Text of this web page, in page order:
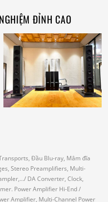
ĐỈNH CAO
Đầu Blu-ray, Mâm đĩa
Stereo Preamplifiers, Multi-
/ DA Converter, Clock,
Power Amplifier Hi-End/
Amplifier, Multi-Channel Power